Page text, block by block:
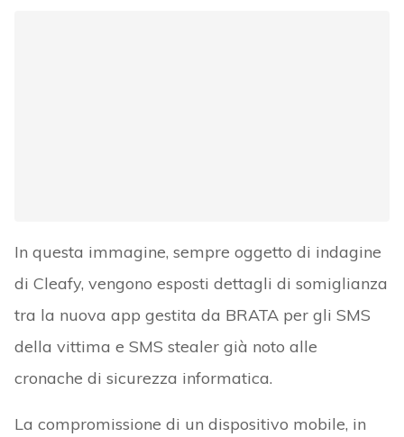
In questa immagine, sempre oggetto di indagine
di Cleafy, vengono esposti dettagli di somiglianza
tra la nuova app gestita da BRATA per gli SMS
della vittima e SMS stealer già noto alle
cronache di sicurezza informatica.
La compromissione di un dispositivo mobile, in